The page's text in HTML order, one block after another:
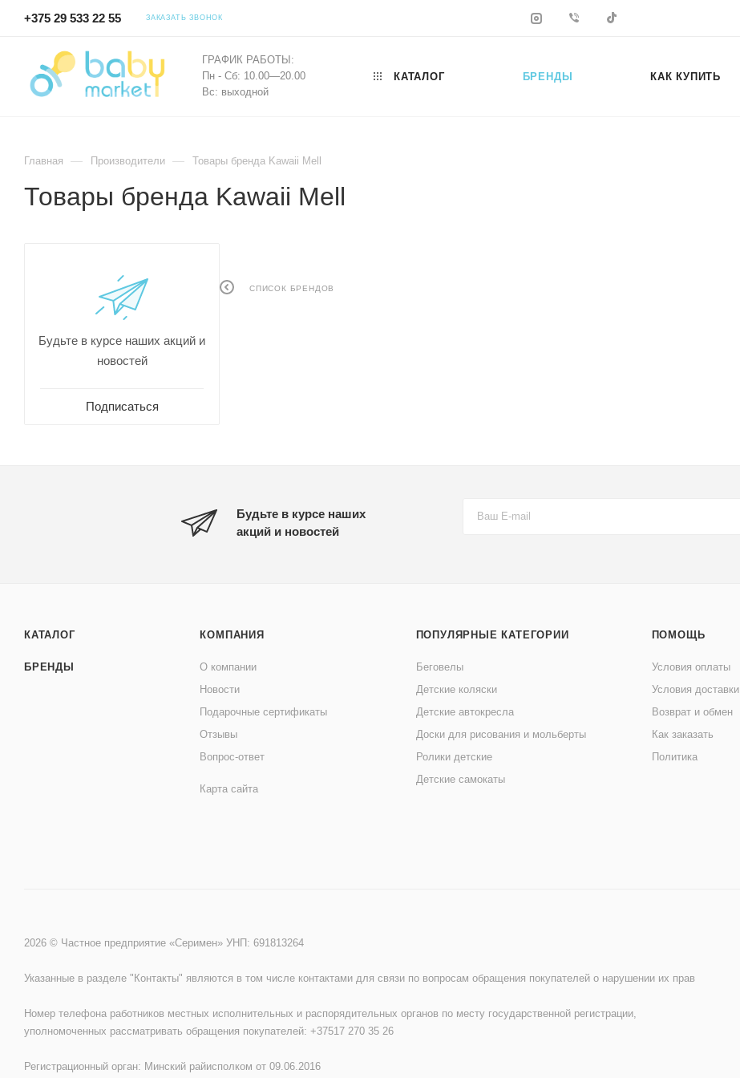
+375 29 533 22 55 ЗАКАЗАТЬ ЗВОНОК
ГРАФИК РАБОТЫ:
Пн - Сб: 10.00—20.00
Вс: выходной
КАТАЛОГ БРЕНДЫ КАК КУПИТЬ
Главная — Производители — Товары бренда Kawaii Mell
Товары бренда Kawaii Mell
СПИСОК БРЕНДОВ
Будьте в курсе наших акций и
новостей
Подписаться
Будьте в курсе наших
акций и новостей
КАТАЛОГ
БРЕНДЫ
КОМПАНИЯ
О компании
Новости
Подарочные сертификаты
Отзывы
Вопрос-ответ
Карта сайта
ПОПУЛЯРНЫЕ КАТЕГОРИИ
Беговелы
Детские коляски
Детские автокресла
Доски для рисования и мольберты
Ролики детские
Детские самокаты
ПОМОЩЬ
Условия оплаты
Условия доставки
Возврат и обмен
Как заказать
Политика
2026 © Частное предприятие «Серимен» УНП: 691813264
Указанные в разделе "Контакты" являются в том числе контактами для связи по вопросам обращения покупателей о нарушении их прав
Номер телефона работников местных исполнительных и распорядительных органов по месту государственной регистрации,
уполномоченных рассматривать обращения покупателей: +37517 270 35 26
Регистрационный орган: Минский райисполком от 09.06.2016